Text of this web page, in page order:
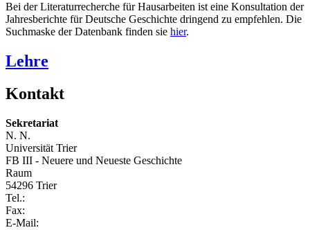
Bei der Literaturrecherche für Hausarbeiten ist eine Konsultation der
Jahresberichte für Deutsche Geschichte dringend zu empfehlen. Die
Suchmaske der Datenbank finden sie hier.
Lehre
Kontakt
Sekretariat
N. N.
Universität Trier
FB III - Neuere und Neueste Geschichte
Raum
54296 Trier
Tel.:
Fax:
E-Mail: